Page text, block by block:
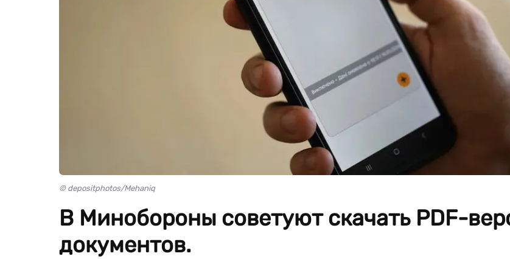
© depositphotos/Mehaniq
В Минобороны советуют скачать PDF-
документов.